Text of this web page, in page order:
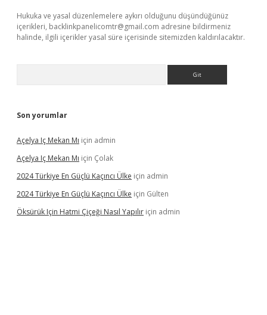
Hukuka ve yasal düzenlemelere aykırı olduğunu düşündüğünüz
içerikleri, backlinkpanelicomtr@gmail.com adresine bildirmeniz
halinde, ilgili içerikler yasal süre içerisinde sitemizden kaldırılacaktır.
Son yorumlar
Açelya Iç Mekan Mı için admin
Açelya Iç Mekan Mı için Çolak
2024 Türkiye En Güçlü Kaçıncı Ülke için admin
2024 Türkiye En Güçlü Kaçıncı Ülke için Gülten
Öksürük Için Hatmi Çiçeği Nasıl Yapılır için admin